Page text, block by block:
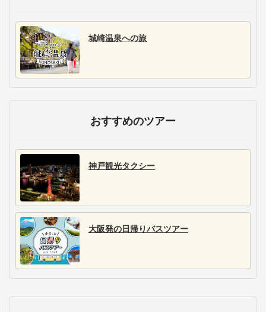
城崎温泉への旅
おすすめのツアー
神戸観光タクシー
大阪発の日帰りバスツアー